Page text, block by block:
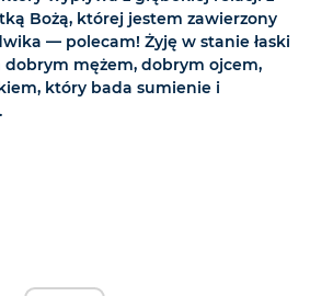
Bożą, której jestem zawierzony
— polecam! Żyję w stanie łaski
dobrym mężem, dobrym ojcem,
który bada sumienie i